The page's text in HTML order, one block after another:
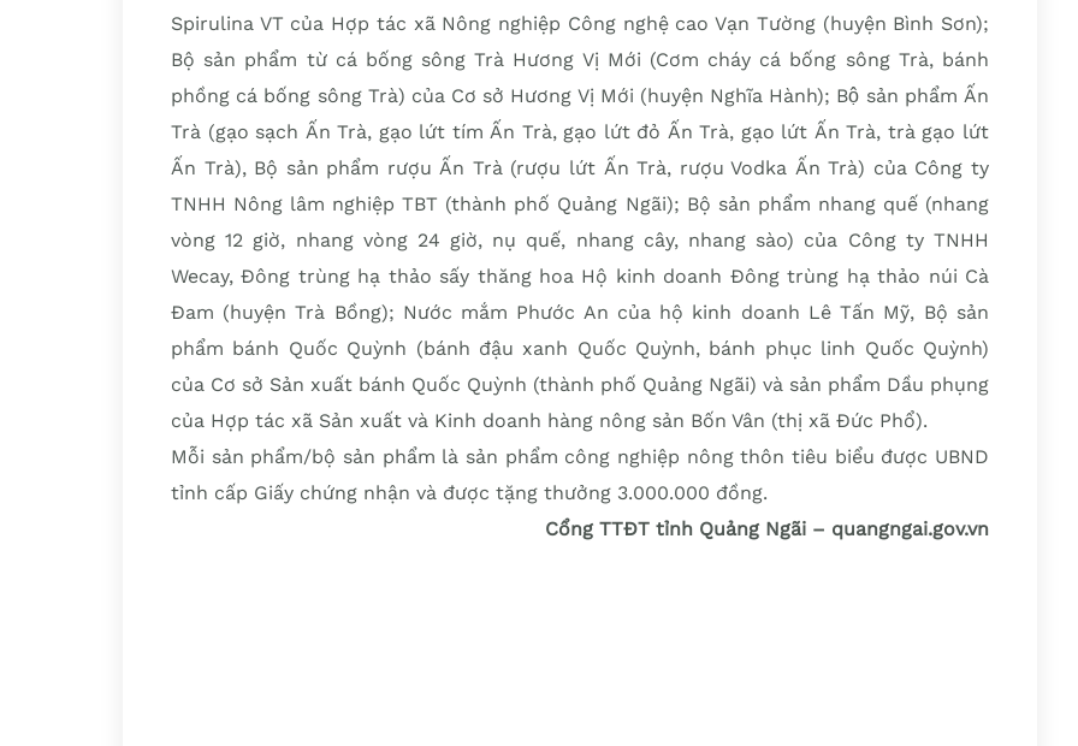
Spirulina VT của Hợp tác xã Nông nghiệp Công nghệ cao Vạn Tường (huyện Bình Sơn);
Bộ sản phẩm từ cá bống sông Trà Hương Vị Mới (Cơm cháy cá bống sông Trà, bánh
phồng cá bống sông Trà) của Cơ sở Hương Vị Mới (huyện Nghĩa Hành); Bộ sản phẩm Ấn
Trà (gạo sạch Ấn Trà, gạo lứt tím Ấn Trà, gạo lứt đỏ Ấn Trà, gạo lứt Ấn Trà, trà gạo lứt
Ấn Trà), Bộ sản phẩm rượu Ấn Trà (rượu lứt Ấn Trà, rượu Vodka Ấn Trà) của Công ty
TNHH Nông lâm nghiệp TBT (thành phố Quảng Ngãi); Bộ sản phẩm nhang quế (nhang
vòng 12 giờ, nhang vòng 24 giờ, nụ quế, nhang cây, nhang sào) của Công ty TNHH
Wecay, Đông trùng hạ thảo sấy thăng hoa Hộ kinh doanh Đông trùng hạ thảo núi Cà
Đam (huyện Trà Bồng); Nước mắm Phước An của hộ kinh doanh Lê Tấn Mỹ, Bộ sản
phẩm bánh Quốc Quỳnh (bánh đậu xanh Quốc Quỳnh, bánh phục linh Quốc Quỳnh)
của Cơ sở Sản xuất bánh Quốc Quỳnh (thành phố Quảng Ngãi) và sản phẩm Dầu phụng
của Hợp tác xã Sản xuất và Kinh doanh hàng nông sản Bốn Vân (thị xã Đức Phổ).
Mỗi sản phẩm/bộ sản phẩm là sản phẩm công nghiệp nông thôn tiêu biểu được UBND
tỉnh cấp Giấy chứng nhận và được tặng thưởng 3.000.000 đồng.
Cổng TTĐT tỉnh Quảng Ngãi – quangngai.gov.vn